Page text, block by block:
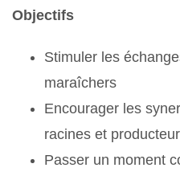
Objectifs
Stimuler les
maraîchers
Encourager les
racines et
Passer un moment